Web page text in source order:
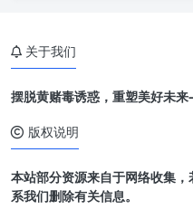
关于我们
摆脱黄赌毒诱惑，重塑美好未
版权说明
本站部分资源来自于网络收集
系我们删除有关信息。